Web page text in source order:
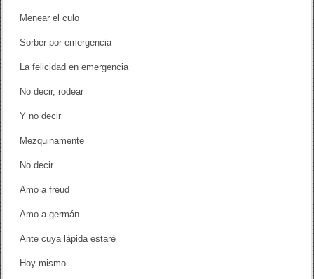
Menear el culo
Sorber por emergencia
La felicidad en emergencia
No decir, rodear
Y no decir
Mezquinamente
No decir.
Amo a freud
Amo a germán
Ante cuya lápida estaré
Hoy mismo